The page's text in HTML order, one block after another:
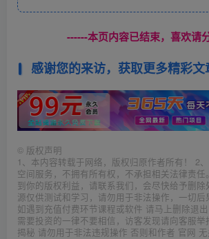
------本页内容已结束，喜欢请
感谢您的来访，获取更多精彩文
© 版权声明
1、本内容转载于网络，版权归原作者所有！ 2
空间服务，不拥有所有权，不承担相关法律责
到你的版权利益，请联系我们，会尽快给予删除
源仅供测试和学习，请勿用于非法操作，一切后
如遇到充值付费环节课程或软件 请马上删除退
需要投资的一律不要相信，访客发现请向客服
揭秘 请勿用于非法违规操作 否则和作者 官网 无